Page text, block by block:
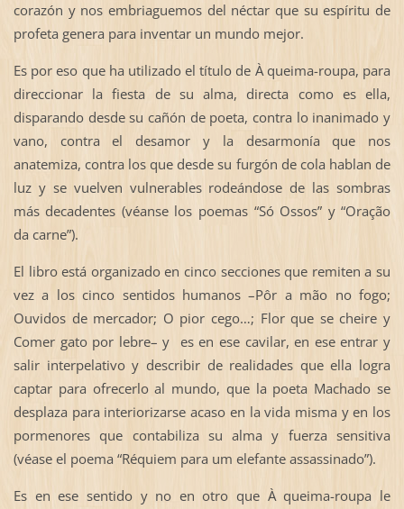
corazón y nos embriaguemos del néctar que su espíritu de
profeta genera para inventar un mundo mejor.
Es por eso que ha utilizado el título de À queima-roupa, para
direccionar la fiesta de su alma, directa como es ella,
disparando desde su cañón de poeta, contra lo inanimado y
vano, contra el desamor y la desarmonía que nos
anatemiza, contra los que desde su furgón de cola hablan de
luz y se vuelven vulnerables rodeándose de las sombras
más decadentes (véanse los poemas “Só Ossos” y “Oração
da carne”).
El libro está organizado en cinco secciones que remiten a su
vez a los cinco sentidos humanos –Pôr a mão no fogo;
Ouvidos de mercador; O pior cego…; Flor que se cheire y
Comer gato por lebre– y es en ese cavilar, en ese entrar y
salir interpelativo y describir de realidades que ella logra
captar para ofrecerlo al mundo, que la poeta Machado se
desplaza para interiorizarse acaso en la vida misma y en los
pormenores que contabiliza su alma y fuerza sensitiva
(véase el poema “Réquiem para um elefante assassinado”).
Es en ese sentido y no en otro que À queima-roupa le